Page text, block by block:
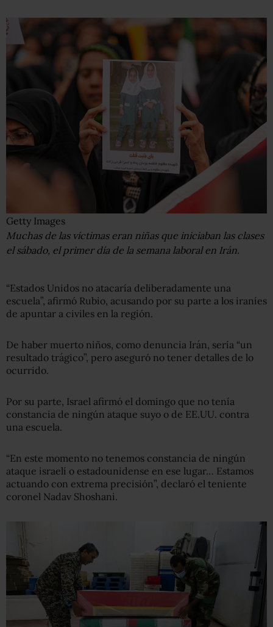
Getty Images
Muchas de las víctimas eran niñas que iniciaban las clases
el sábado, el primer día de la semana laboral en Irán.
“Estados Unidos no atacaría deliberadamente una
escuela”, afirmó Rubio, acusando por su parte a los iraníes
de apuntar a civiles en la región.
De haber muerto niños, como denuncia Irán, sería “un
resultado trágico”, pero aseguró no tener detalles de lo
ocurrido.
Por su parte, Israel afirmó el domingo que no tenía
constancia de ningún ataque suyo o de EE.UU. contra
una escuela.
“En este momento no tenemos constancia de ningún
ataque israelí o estadounidense en ese lugar… Estamos
actuando con extrema precisión”, declaró el teniente
coronel Nadav Shoshani.